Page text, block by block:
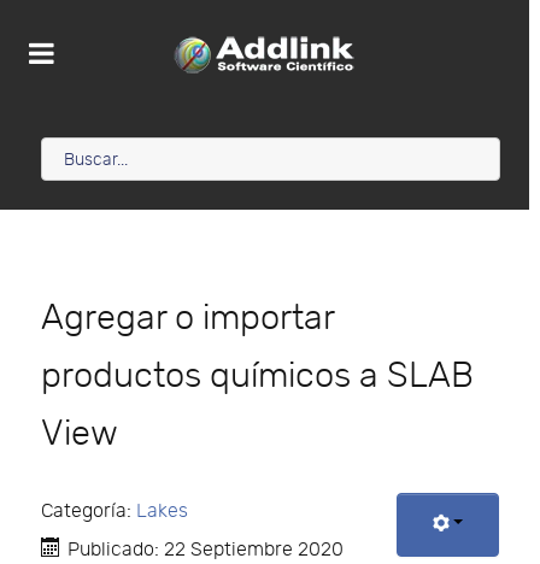
Agregar o importar
productos químicos a SLAB
View
Categoría: Lakes
Publicado: 22 Septiembre 2020